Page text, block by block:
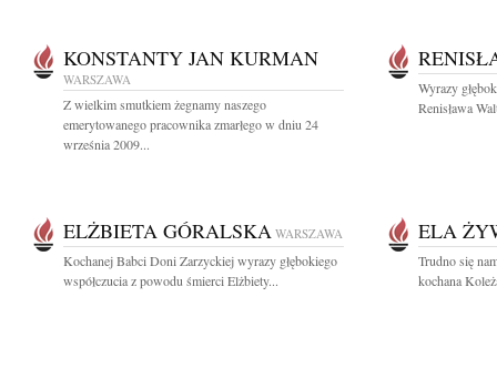
KONSTANTY JAN KURMAN
WARSZAWA
Z wielkim smutkiem żegnamy naszego
emerytowanego pracownika zmarłego w dniu 24
września 2009...
Wyrazy
Renisława
ELŻBIETA GÓRALSKA WARSZAWA
Kochanej Babci Doni Zarzyckiej wyrazy głębokiego
współczucia z powodu śmierci Elżbiety...
ELA
Trudno się
kochana